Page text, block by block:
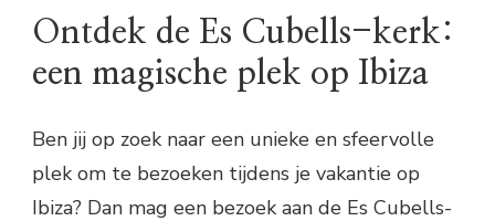
Ontdek de Es Cubells-kerk:
een magische plek op Ibiza
Ben jij op zoek naar een unieke en sfeervolle
plek om te bezoeken tijdens je vakantie op
Ibiza? Dan mag een bezoek aan de Es Cubells-